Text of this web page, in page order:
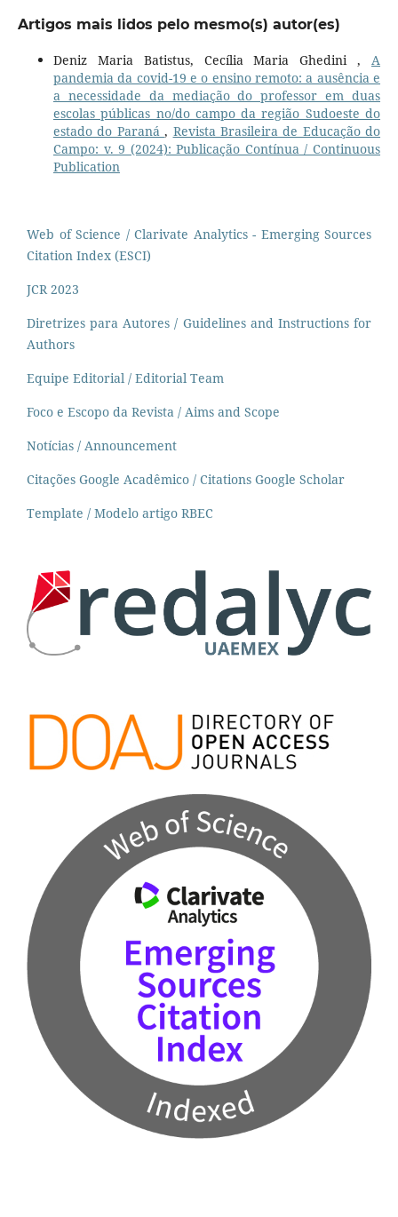
Artigos mais lidos pelo mesmo(s) autor(es)
Deniz Maria Batistus, Cecília Maria Ghedini ,A
pandemia da covid-19 e o ensino remoto: a ausência e
a necessidade da mediação do professor em duas
escolas públicas no/do campo da região Sudoeste do
estado do Paraná, Revista Brasileira de Educação do
Campo: v. 9 (2024): Publicação Contínua / Continuous
Publication
Web of Science / Clarivate Analytics - Emerging Sources
Citation Index (ESCI)
JCR 2023
Diretrizes para Autores / Guidelines and Instructions for
Authors
Equipe Editorial / Editorial Team
Foco e Escopo da Revista / Aims and Scope
Notícias / Announcement
Citações Google Acadêmico / Citations Google Scholar
Template / Modelo artigo RBEC